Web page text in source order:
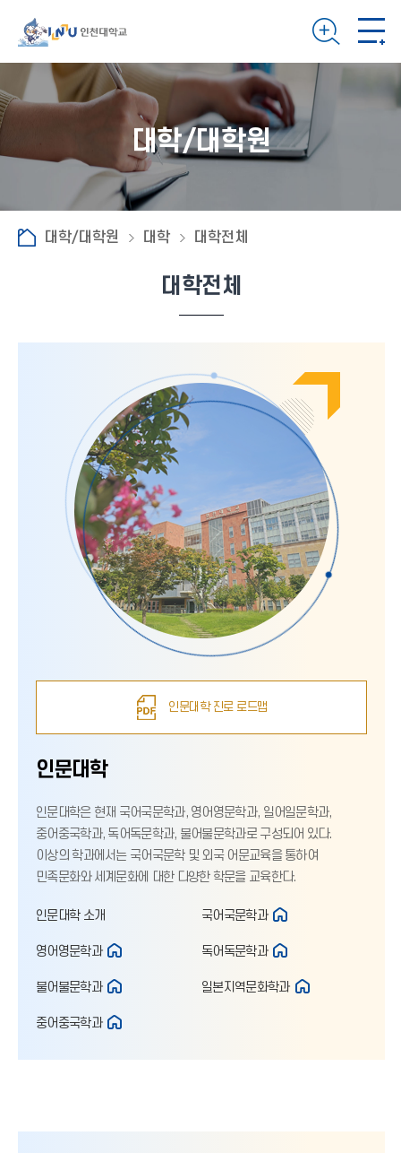
대학/대학원
대학/대학원 대학 대학전체
대학전체
인문대학 진로 로드맵
인문대학
인문대학은 현재 국어국문학과, 영어영문학과, 일어일문학과,
중어중국학과, 독어독문학과, 불어불문학과로 구성되어 있다.
이상의 학과에서는 국어국문학 및 외국 어문교육을 통하여
민족문화와 세계문화에 대한 다양한 학문을 교육한다.
인문대학 소개 국어국문학과
영어영문학과 독어독문학과
불어불문학과 일본지역문화학과
중어중국학과